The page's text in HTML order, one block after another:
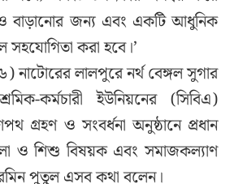
বাড়ানোর জন্য এবং একটি আধুনিক
করা হবে।’
নাটোরের লালপুরে নর্থ বেঙ্গল সুগার
কর্মচারী ইউনিয়নের (সিবিএ)
গ্রহণ ও সংবর্ধনা অনুষ্ঠানে প্রধান
ও শিশু বিষয়ক এবং সমাজকল্যাণ
পুতুল এসব কথা বলেন।